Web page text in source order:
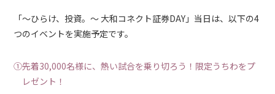
「～ひらけ、投資。～ 大和コネクト証券DAY」当日は、以下の4
つのイベントを実施予定です。
①先着30,000名様に、熱い試合を乗り切ろう！限定うちわをプ
レゼント！